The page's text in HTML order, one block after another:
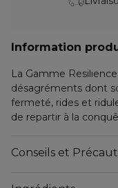
Information
La Gamme
désagréments dont
fermeté, rides et
de repartir à la
redessinés et
Conseils et